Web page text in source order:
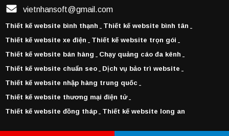
vietnhansoft@gmail.com
Thiết kế website bình thạnh - Thiết kế website bình tân -
Thiết kế website xe điện - Thiết kế website trọn gói -
Thiết kế website bán hàng - Chạy quảng cáo đa kênh -
Thiết kế website chuẩn seo - Dịch vụ bảo trì website -
Thiết kế website nhập hàng trung quốc -
Thiết kế website thương mại điện tử -
Thiết kế website đồng tháp - Thiết kế website long an